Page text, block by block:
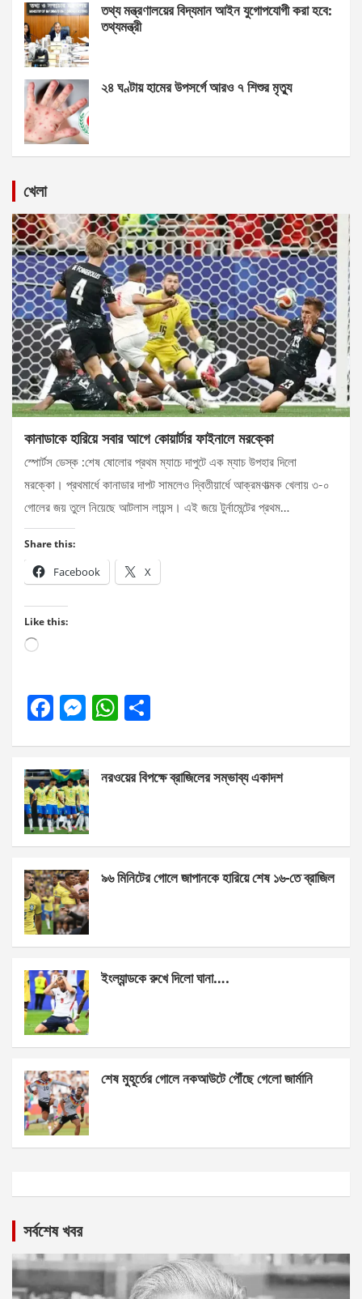
তথ্য মন্ত্রণালয়ের বিদ্যমান আইন যুগোপযোগী করা হবে:
তথ্যমন্ত্রী
২৪ ঘণ্টায় হামের উপসর্গে আরও ৭ শিশুর মৃত্যু
খেলা
কানাডাকে হারিয়ে সবার আগে কোয়ার্টার ফাইনালে মরক্কো
স্পোর্টস ডেস্ক :শেষ ষোলোর প্রথম ম্যাচে দাপুটে এক ম্যাচ উপহার দিলো
মরক্কো। প্রথমার্ধে কানাডার দাপট সামলেও দ্বিতীয়ার্ধে আক্রমণাত্মক খেলায় ৩-০
গোলের জয় তুলে নিয়েছে আটলাস লায়ন্স। এই জয়ে টুর্নামেন্টের প্রথম…
Share this:
Facebook X
Like this:
Loading…
F
b
o
o
k
M
n
g
er
W
s
p
e
নরওয়ের বিপক্ষে ব্রাজিলের সম্ভাব্য একাদশ
৯৬ মিনিটের গোলে জাপানকে হারিয়ে শেষ ১৬-তে ব্রাজিল
ইংল্যান্ডকে রুখে দিলো ঘানা….
শেষ মুহূর্তের গোলে নকআউটে পৌঁছে গেলো জার্মানি
সর্বশেষ খবর